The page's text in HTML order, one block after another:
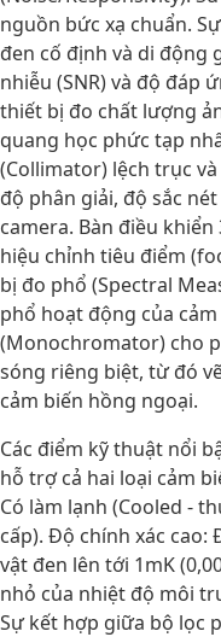
nguồn bức xạ chuẩn.
đen cố định và di động
nhiễu (SNR) và độ đáp
thiết bị đo chất lượng
quang học phức tạp
(Collimator) lệch trục
độ phân giải, độ sắc
camera. Bàn điều
hiệu chỉnh tiêu điểm
bị đo phổ (Spectral
phổ hoạt động của
(Monochromator) cho
sóng riêng biệt, từ đó
cảm biến hồng ngoại.
Các điểm kỹ thuật nổi
hỗ trợ cả hai loại cảm
Có làm lạnh (Cooled -
cấp). Độ chính xác
vật đen lên tới 1mK
nhỏ của nhiệt độ môi
Sự kết hợp giữa bộ lọc